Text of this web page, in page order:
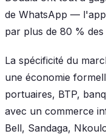
de WhatsApp —
par plus de 80 % des
La spécificité du
une économie
portuaires, BTP,
avec un commerce
Bell, Sandaga,